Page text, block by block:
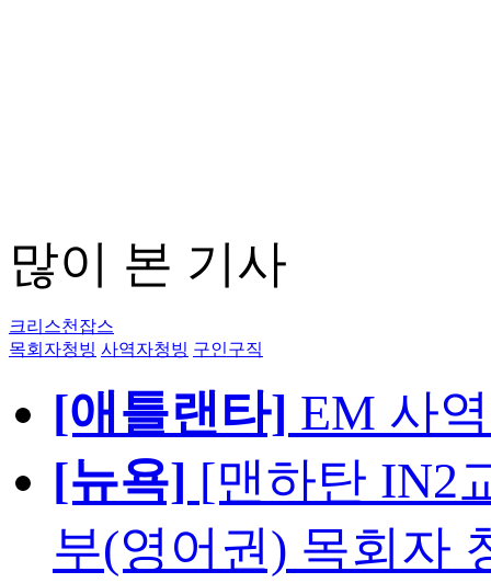
많이 본 기사
크리스천잡스
목회자청빙 사역자청빙 구인구직
[애틀랜타] EM 사
[뉴욕] [맨하탄 IN2
부(영어권) 목회자